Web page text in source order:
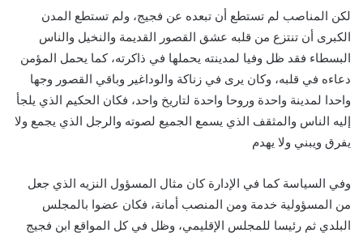
لكن المناصب لم تستطع أن تبعده عن فجيج، ولم تستطع المدن
الكبرى أن تنتزع من قلبه عشق القصور القديمة والنخيل والناس
البسطاء فقد ظل وفيا لمدينته يحملها في ذاكرته، كما يحمل المؤمن
دعاءه في قلبه، وكان يرى في زناكة والوداغير وباقي القصور وجها
واحدا لمدينة واحدة وروحا واحدة لتاريخ واحد، فكان الحكيم الذي يلجأ
إليه الناس والمثقف الذي يسمع الجميع لصوته والرجل الذي يجمع ولا
يفرق ويبني ولا يهدم
وفي السياسة كما في الإدارة كان مثال المسؤول النزيه الذي جعل
من المسؤولية خدمة ومن المنصب أمانة، فكان عضوا بالمجلس
البلدي ثم رئيسا للمجلس الإقليمي، وظل في كل المواقع ابن فجيج